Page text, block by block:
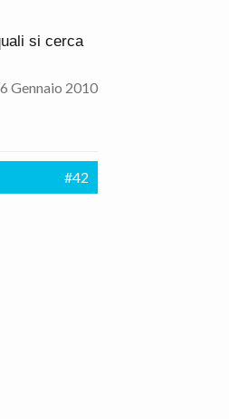
si cerca
Gennaio 2010
#42